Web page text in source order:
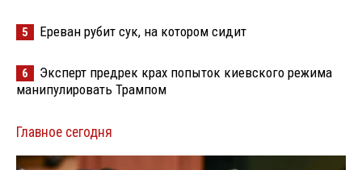
5 Ереван рубит сук, на котором сидит
6
Эксперт предрек крах попыток киевского режима
манипулировать Трампом
Главное сегодня